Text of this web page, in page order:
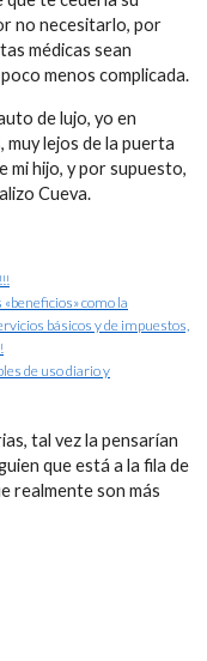
no necesitarlo, por
médicas sean
menos complicada.
de lujo, yo en
lejos de la puerta
mi hijo, y por supuesto,
Cueva.
como la
básicos y de impuestos,
de uso diario y
tal vez la pensarían
que está a la fila de
realmente son más